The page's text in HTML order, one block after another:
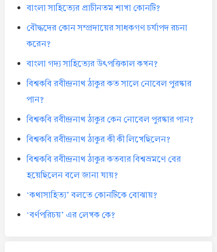
বাংলা সাহিত্যের প্রাচীনতম শাখা কোনটি?
বৌদ্ধদের কোন সম্প্রদায়ের সাধকগণ চর্যাপদ রচনা
করেন?
বাংলা গদ্য সাহিত্যের উৎপত্তিকাল কখন?
বিশ্বকবি রবীন্দ্রনাথ ঠাকুর কত সালে নোবেল পুরষ্কার
পান?
বিশ্বকবি রবীন্দ্রনাথ ঠাকুর কেন নোবেল পুরষ্কার পান?
বিশ্বকবি রবীন্দ্রনাথ ঠাকুর কী কী লিখেছিলেন?
বিশ্বকবি রবীন্দ্রনাথ ঠাকুর কতবার বিশ্বভ্রমণে বের
হয়েছিলেন বলে জানা যায়?
‘কথাসাহিত্য’ বলতে কোনটিকে বোঝায়?
‘বর্ণপরিচয়’ এর লেখক কে?